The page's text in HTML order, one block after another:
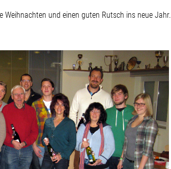
Weihnachten und einen guten Rutsch ins neue Jahr.